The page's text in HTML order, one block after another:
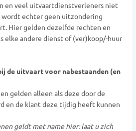
en veel uitvaartdienstverleners niet
wordt echter geen uitzondering
Hier gelden dezelfde rechten en
elke andere dienst of (ver)koop/-huur
de uitvaart voor nabestaanden (en
gelden alleen als deze door de
en de klant deze tijdig heeft kunnen
geldt met name hier: laat u zich